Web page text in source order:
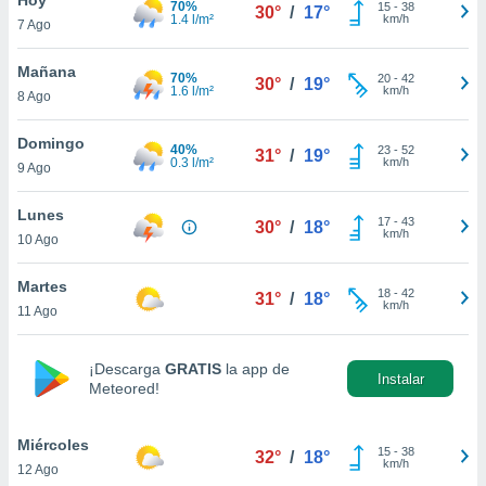
en
más
nuestra
de
aceptar
de
7 Ago
70%
1.4 l/m²
30° / 17° 15- 38
km/h
Mañana
8 Ago
70%
1.6 l/m²
30° / 19° 20- 42
km/h
Domingo
9 Ago
40%
0.3 l/m²
31° / 19° 23- 52
km/h
Lunes
10 Ago
30° / 18° 17- 43
km/h
Martes
11 Ago
31° / 18° 18- 42
km/h
¡Descarga GRATIS la app de
Meteored!
Instalar
Miércoles
12 Ago
32° / 18° 15- 38
km/h